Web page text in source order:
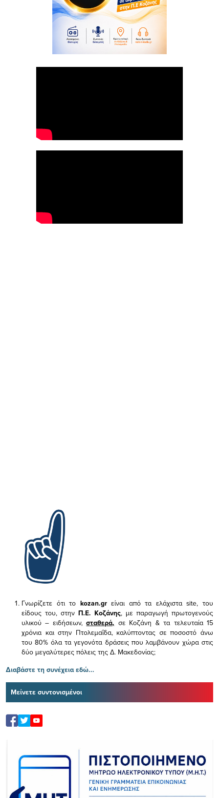
Γνωρίζετε ότι το kozan.gr είναι από τα ελάχισταsite, του
είδους του, στην Π.Ε. Κοζάνης, με παραγωγή πρωτογενούς
υλικού – ειδήσεων,σταθερά, σε Κοζάνη & τα τελευταία 15
χρόνια και στην Πτολεμαΐδα, καλύπτοντας σε ποσοστό άνω
του 80% όλα τα γεγονότα δράσεις που λαμβάνουν χώρα στις
δύο μεγαλύτερες πόλεις της Δ. Μακεδονίας;
Διαβάστε τη συνέχεια εδώ...
Μείνετε συντονισμένοι